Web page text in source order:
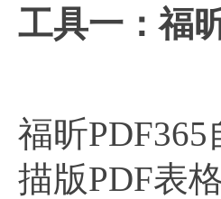
工具一：福
福昕
描版PDF表